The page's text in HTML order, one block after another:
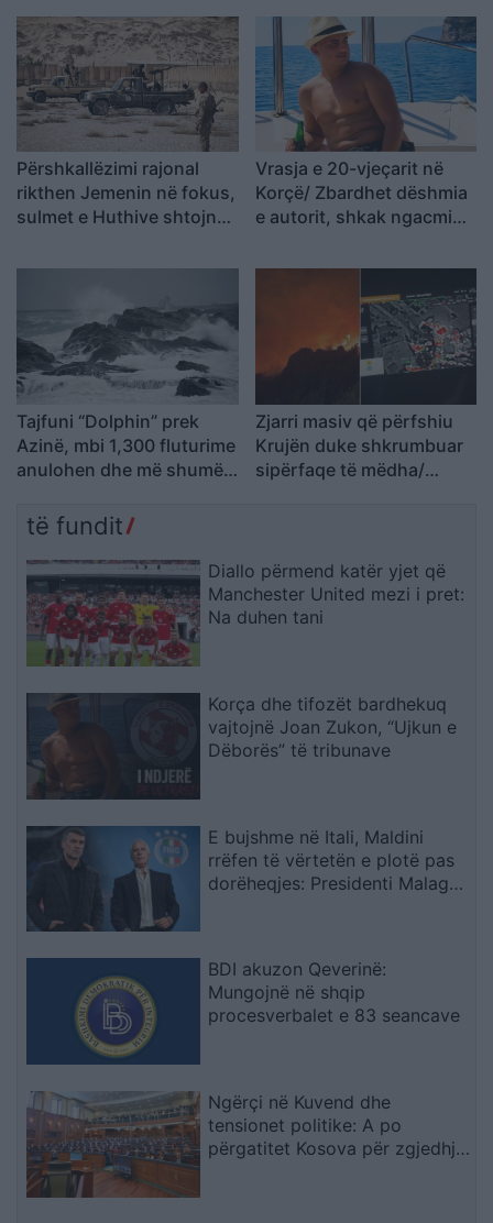
mbajtur vetë nën kontroll,
zjarrfikësja fiku vetëm
vatrat e vogla (VIDEO)
Përshkallëzimi rajonal
rikthen Jemenin në fokus,
sulmet e Huthive shtojnë
luftës
Vrasja e 20-vjeçarit në
Korçë/ Zbardhet dëshmia
e autorit, shkak ngacmimi
Tajfuni “Dolphin” prek
Azinë, mbi 1,300 fluturime
anulohen dhe më shumë
evakuohen
Zjarri masiv që përfshiu
Krujën duke shkrumbuar
sipërfaqe të mëdha/
të fundit
Diallo përmend katër yjet që
Manchester United mezi i pret:
Na duhen tani
Korça dhe tifozët bardhekuq
vajtojnë Joan Zukon, “Ujkun e
Dëborës” të tribunave
E bujshme në Itali, Maldini
rrëfen të vërtetën e plotë pas
dorëheqjes: Presidenti Malago
BDI akuzon Qeverinë:
Mungojnë në shqip
procesverbalet e 83 seancave
Ngërçi në Kuvend dhe
tensionet politike: A po
përgatitet Kosova për zgjedhje